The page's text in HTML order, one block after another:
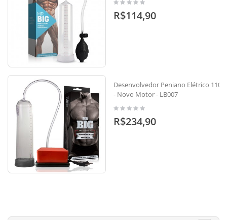
R$114,90
Desenvolvedor Peniano Elétrico 110v
- Novo Motor - LB007
R$234,90